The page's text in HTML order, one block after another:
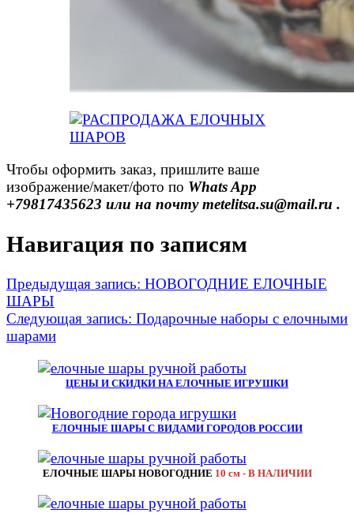
Чтобы оформить заказ, пришлите ваше
изображение/макет/фото по Whats App
+79817435623 или на почту metelitsa.su@mail.ru .
Навигация по записям
Предыдущая запись: НОВОГОДНИЕ ЕЛОЧНЫЕ
ШАРЫ
Следующая запись: Подарочные наборы с елочными
шарами
ЦЕНЫ И СКИДКИ НА ЕЛОЧНЫЕ ИГРУШКИ
ЕЛОЧНЫЕ ШАРЫ С ВИДАМИ ГОРОДОВ РОССИИ
ЕЛОЧНЫЕ ШАРЫ НОВОГОДНИЕ 10 см - В НАЛИЧИИ